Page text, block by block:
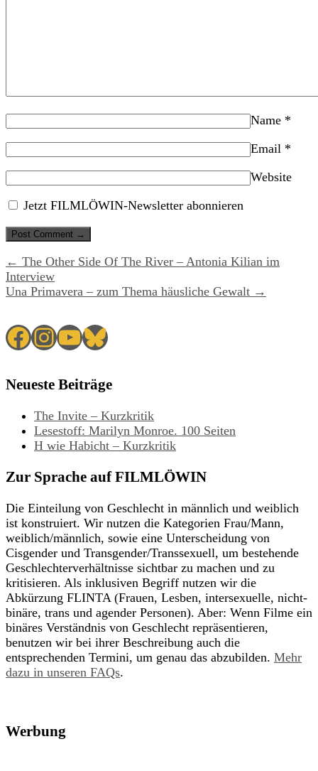
Name *
Email *
Website
Jetzt FILMLÖWIN-Newsletter abonnieren
← The Other Side Of The River – Antonia Kilian im
Interview
Una Primavera – zum Thema häusliche Gewalt →
Facebook
Instagram
YouTube
Bluesky
Neueste Beiträge
The Invite – Kurzkritik
Lesestoff: Marilyn Monroe. 100 Seiten
H wie Habicht – Kurzkritik
Zur Sprache auf FILMLÖWIN
Die Einteilung von Geschlecht in männlich und weiblich
ist konstruiert. Wir nutzen die Kategorien Frau/Mann,
weiblich/männlich, sowie eine Unterscheidung von
Cisgender und Transgender/Transsexuell, um bestehende
Geschlechterverhältnisse sichtbar zu machen und zu
kritisieren. Als inklusiven Begriff nutzen wir die
Abkürzung FLINTA (Frauen, Lesben, intersexuelle, nicht-
binäre, trans und agender Personen). Aber: Wenn Filme ein
binäres Verständnis von Geschlecht repräsentieren,
benutzen wir bei ihrer Beschreibung auch die
entsprechenden Termini, um genau das abzubilden. Mehr
dazu in unseren FAQs.
Werbung